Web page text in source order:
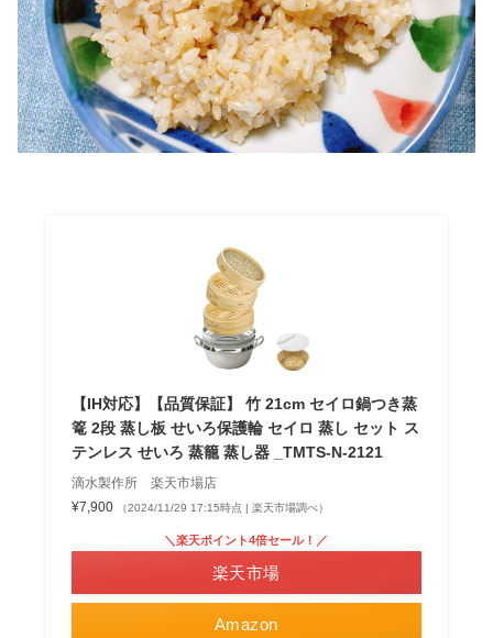
【IH対応】【品質保証】 竹 21cm セイロ鍋つき蒸
篭 2段 蒸し板 せいろ保護輪 セイロ 蒸し セット ス
テンレス せいろ 蒸籠 蒸し器 _TMTS-N-2121
滴水製作所 楽天市場店
¥7,900
（2024/11/29 17:15時点 | 楽天市場調べ）
Amazon
＼楽天ポイント4倍セール！／
楽天市場